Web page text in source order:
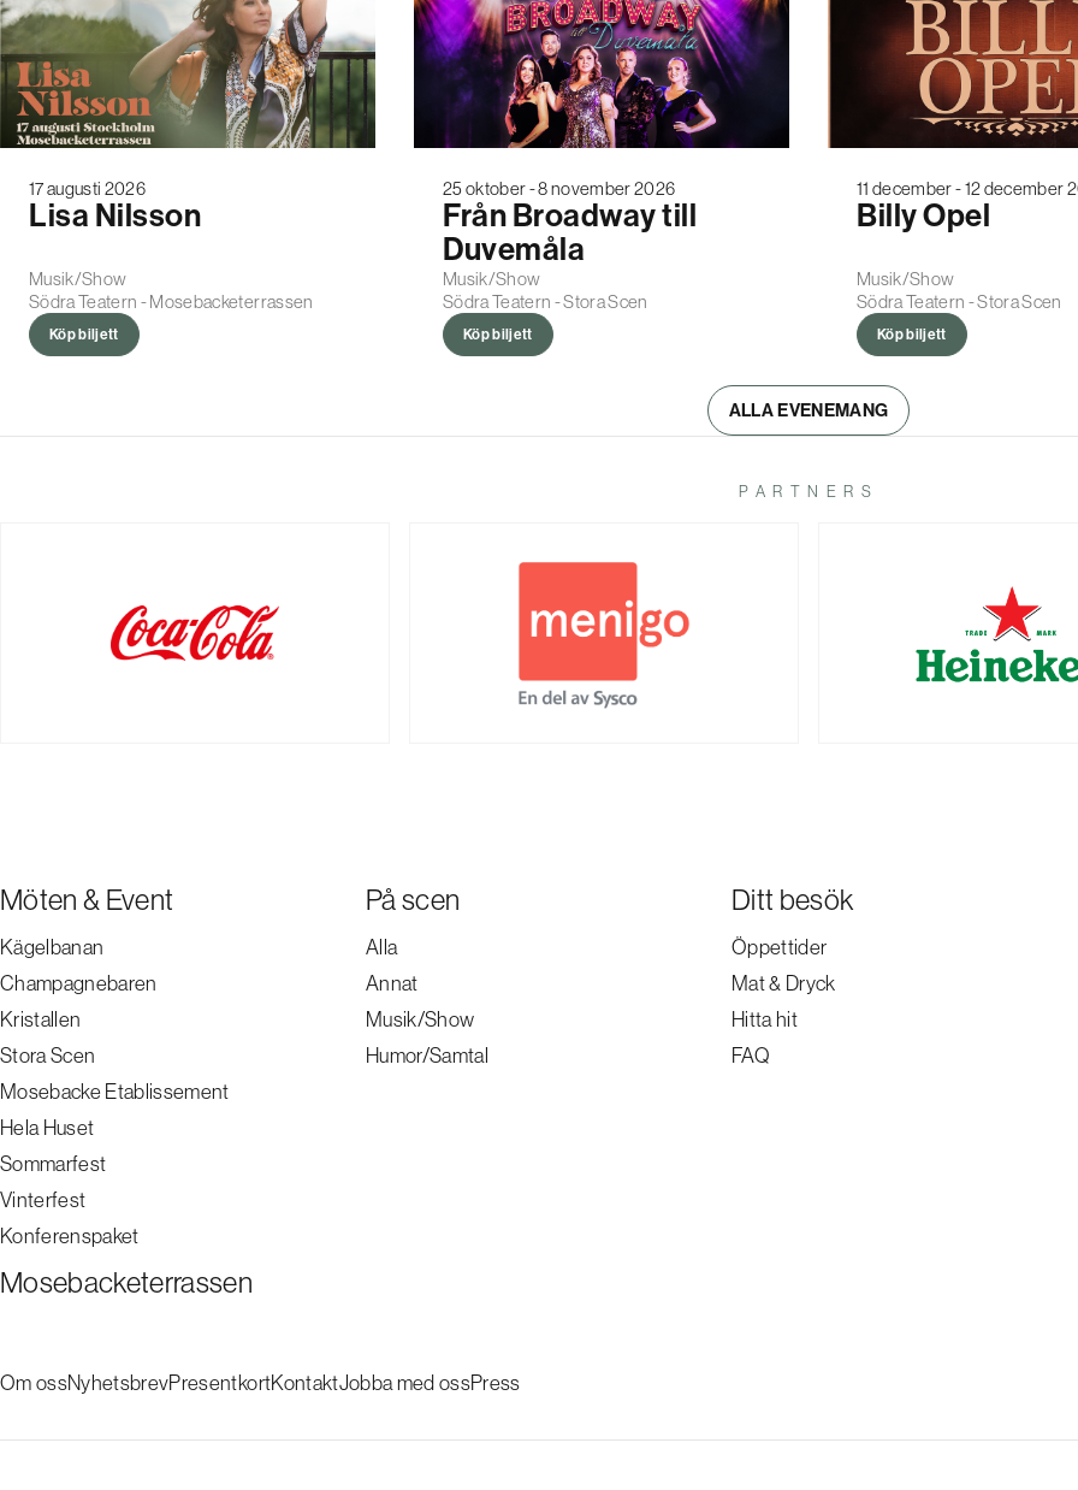
17 augusti 2026
Lisa Nilsson
Musik/Show
Södra Teatern - Mosebacketerrassen
Köp biljett
25 oktober - 8 november 2026
Från Broadway till
Duvemåla
Musik/Show
Södra Teatern - Stora Scen
Köp biljett
11 december - 12 december
Billy Opel
Musik/Show
Södra Teatern - Stora Scen
Köp biljett
ALLA EVENEMANG
PARTNERS
Möten & Event
Kägelbanan
Champagnebaren
Kristallen
Stora Scen
Mosebacke Etablissement
Hela Huset
Sommarfest
Vinterfest
Konferenspaket
På scen
Alla
Annat
Musik/Show
Humor/Samtal
Ditt besök
Öppettider
Mat & Dryck
Hitta hit
FAQ
Mosebacketerrassen
Om ossNyhetsbrevPresentkortKontaktJobba med ossPress